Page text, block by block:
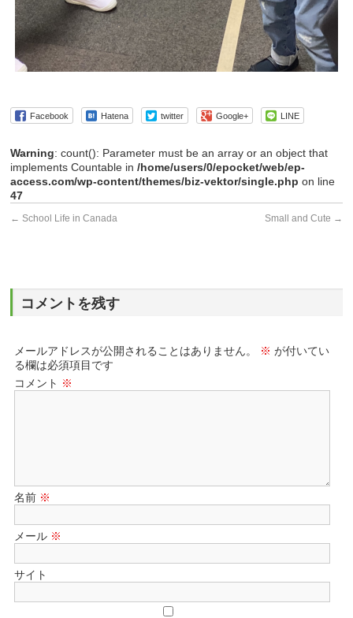
Facebook Hatena twitter Google+ LINE
Warning: count(): Parameter must be an array or an object that
implements Countable in/home/users/0/epocket/web/ep-
access.com/wp-content/themes/biz-vektor/single.php on line
47
← School Life in Canada Small and Cute →
コメントを残す
メールアドレスが公開されることはありません。 ※ が付いてい
る欄は必須項目です
コメント ※
名前 ※
メール ※
サイト